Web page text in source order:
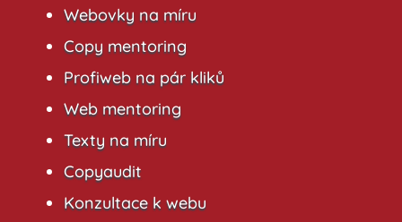
Webovky na míru
Copy mentoring
Profiweb na pár kliků
Web mentoring
Texty na míru
Copyaudit
Konzultace k webu